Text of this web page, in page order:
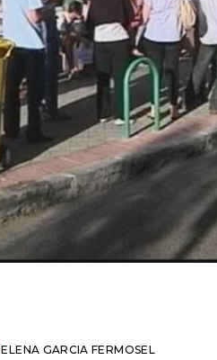
ELENA GARCIA FERMOSEL